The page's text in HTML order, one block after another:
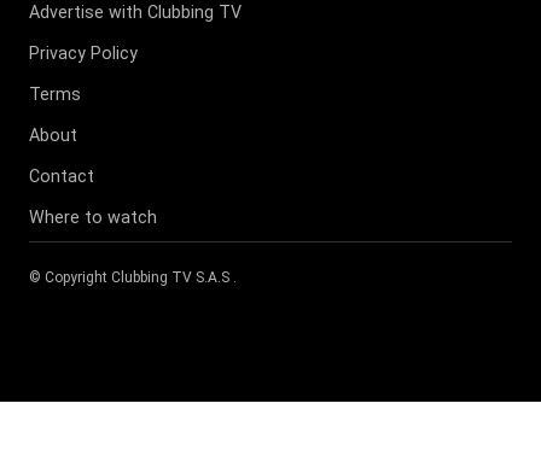
Advertise with Clubbing TV
Privacy Policy
Terms
About
Contact
Where to watch
© Copyright Clubbing TV S.A.S